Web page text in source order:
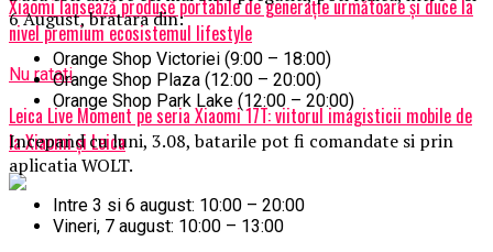
Xiaomi lansează produse portabile de generație următoare și duce la
nivel premium ecosistemul lifestyle
Nu ratati
Leica Live Moment pe seria Xiaomi 17T: viitorul imagisticii mobile de
la Xiaomi și Leica
6 August, bratara din:
Orange Shop Victoriei (9:00 – 18:00)
Orange Shop Plaza (12:00 – 20:00)
Orange Shop Park Lake (12:00 – 20:00)
Incepand cu luni, 3.08, batarile pot fi comandate si prin
aplicatia WOLT.
Intre 3 si 6 august: 10:00 – 20:00
Vineri, 7 august: 10:00 – 13:00